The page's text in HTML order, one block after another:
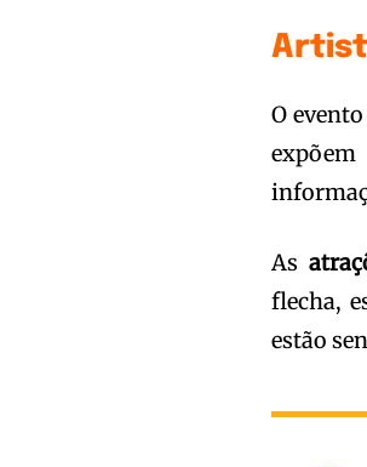
O
As
flecha,
estão